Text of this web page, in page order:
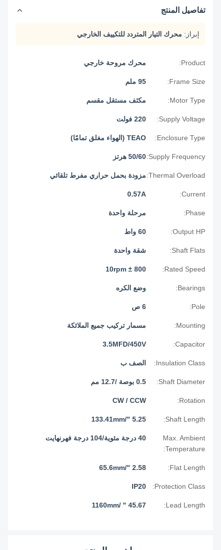
تفاصيل المنتج
محرك التيار المتردد للتكييف الخارجي
Product: محرك مروحة خارجي
Frame Size:
Motor Type: مكثف مستقل مقسم
Supply Voltage: 220 فولت
Enclosure Type: TEAO (الهواء مغلق تمامًا)
Supply Frequency: 50/60 هرتز
Thermal Overload: مزودة بحمل حراري مفرط تلقائي
Current:
0.57A
Phase: مرحلة واحدة
Output HP:
Shaft Flats: شقة واحدة
Rated Speed:
Bearings: وضع الكره
Mounting: مسمار تركيب جميع الملائكة
Capacitor:
3.5MFD/450V
Insulation Class: الصف ب
Shaft Diameter: 0.5 بوصة /12.7 مم
Rotation:
CW / CCW
Shaft Length:
Max. Ambient
Temperature:
Flat Length:
Protection Class:
IP20
Lead Length:
45.67 " /1160mm